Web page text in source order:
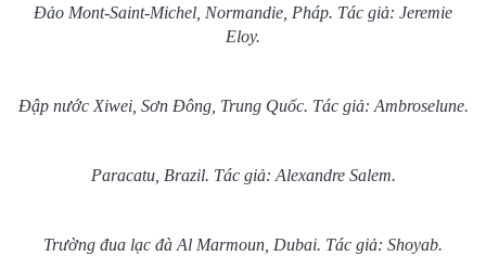
Đảo Mont-Saint-Michel, Normandie, Pháp. Tác giả: Jeremie
Eloy.
Đập nước Xiwei, Sơn Đông, Trung Quốc. Tác giả: Ambroselune.
Paracatu, Brazil. Tác giả: Alexandre Salem.
Trường đua lạc đà Al Marmoun, Dubai. Tác giả: Shoyab.